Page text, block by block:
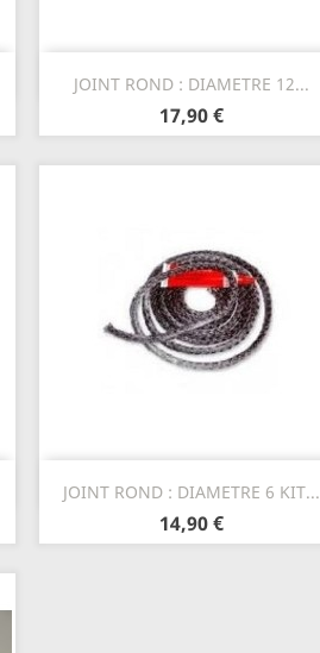
JOINT ROND : DIAMETRE 12...
17,90 €

JOINT ROND : DIAMETRE 6 KIT...
14,90 €
